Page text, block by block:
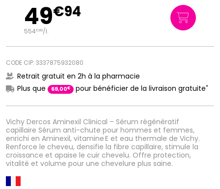
Vichy Dercos Aminexil Clinical – Sérum régénératif
capillaire Sérum anti-chute pour hommes et femmes,
enrichi en Aminexil, vitamine E et eau thermale de Vichy.
Renforce le cheveu, densifie la fibre capillaire, stimule la
croissance et apaise le cuir chevelu. Offre protection,
vitalité et volume pour une chevelure plus saine.
49€94
554€89/l.
CODE CIP: 3337875932080
Retrait gratuit en 2h à la pharmacie
Plus que
69,00€ pour bénéficier de la livraison gratuite*